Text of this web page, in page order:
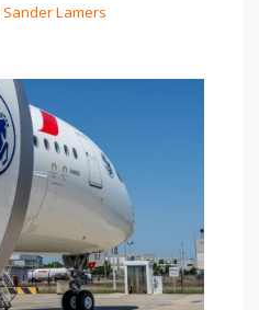
Sander Lamers